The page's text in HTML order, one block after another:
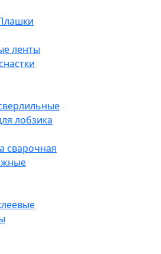
ленты
лобзика
сварочная